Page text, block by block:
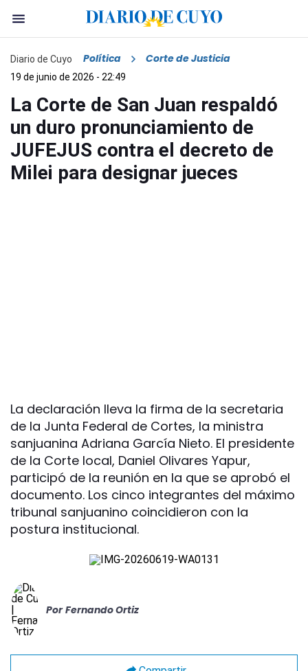
Diario de Cuyo Política Corte de Justicia
19 de junio de 2026 - 22:49
La Corte de San Juan respaldó
un duro pronunciamiento de
JUFEJUS contra el decreto de
Milei para designar jueces
La declaración lleva la firma de la secretaria
de la Junta Federal de Cortes, la ministra
sanjuanina Adriana García Nieto. El presidente
de la Corte local, Daniel Olivares Yapur,
participó de la reunión en la que se aprobó el
documento. Los cinco integrantes del máximo
tribunal sanjuanino coincidieron con la
postura institucional.
Por Fernando Ortiz